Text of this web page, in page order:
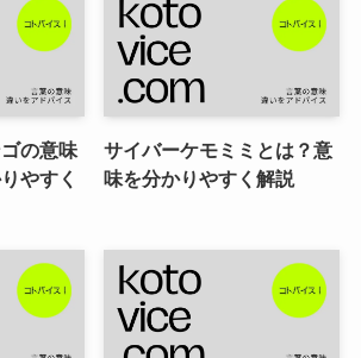
の意味
やすく
サイバーケモミミとは？意
味を分かりやすく解説